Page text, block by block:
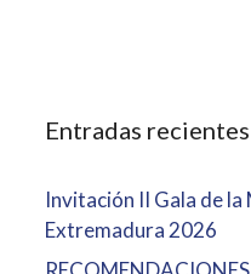
Entradas recientes
Invitación II Gala de la
Extremadura 2026